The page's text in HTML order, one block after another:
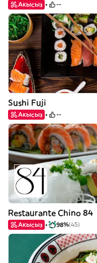
Акысыз --
Sushi Fuji
Акысыз --
Restaurante Chino 84
Акысыз 98%(45)